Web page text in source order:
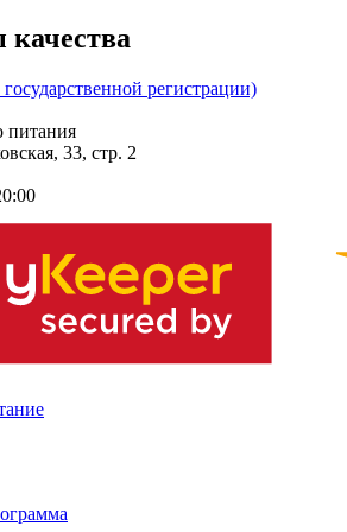
регистрации)
питания
33, стр. 2